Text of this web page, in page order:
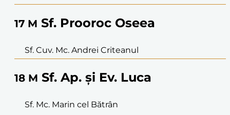
17 M Sf. Prooroc Oseea
Sf. Cuv. Mc. Andrei Criteanul
18 M Sf. Ap. și Ev. Luca
Sf. Mc. Marin cel Bătrân